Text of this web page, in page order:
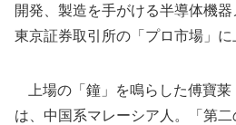
開発、製造を手がける半導体機器
東京証券取引所の「プロ市場」に
上場の「鐘」を鳴らした傅寶
は、中国系マレーシア人。「第